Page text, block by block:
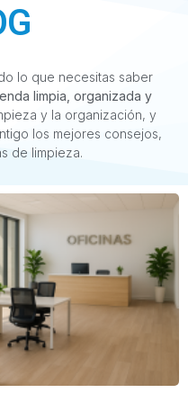
lo que necesitas saber
limpia, organizada y
y la organización, y
los mejores consejos,
de limpieza.